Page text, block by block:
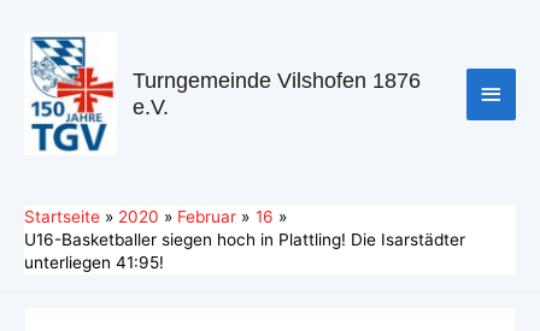
Turngemeinde Vilshofen 1876
e.V.
Startseite 2020 Februar
16
U16-Basketballer siegen hoch in Plattling! Die Isarstädter
unterliegen 41:95!